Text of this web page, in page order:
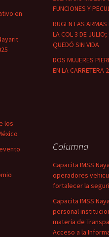
en
FUNCIONES Y
RUGEN LAS ARMAS
LA COL 3 DE JULIO;
QUEDÓ SIN VIDA
DOS MUJERES
EN LA CARRETERA
los
Columna
Capacita IMSS
operadores
fortalecer la
Capacita IMSS
personal
materia de
Acceso a la